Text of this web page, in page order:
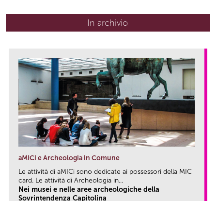
In archivio
aMICi e Archeologia in Comune
Le attività di aMICi sono dedicate ai possessori della MIC
card. Le attività di Archeologia in...
Nei musei e nelle aree archeologiche della
Sovrintendenza Capitolina